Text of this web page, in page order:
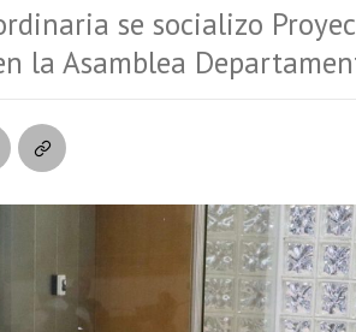
se socializo
la Asamblea